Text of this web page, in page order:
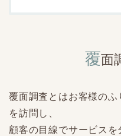
覆面
覆面調査とはお客様の
を訪問し、
顧客の目線でサービス